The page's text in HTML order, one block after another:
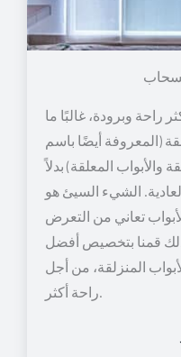
وبرودة، غالبًا ما
(المعروفة أيضًا باسم
والأبواب المعلقة) بدلاً
الشيء السيئ هو
تعاني من التعرض
قمنا بتخصيص أفضل
المنزلقة، من أجل
راحة أكثر.